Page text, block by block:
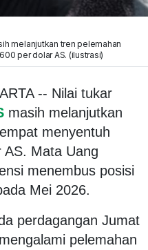
melanjutkan tren pelemahan
per dolar AS. (ilustrasi)
-- Nilai tukar
masih melanjutkan
menyentuh
AS. Mata Uang
menembus posisi
Mei 2026.
perdagangan Jumat
pelemahan